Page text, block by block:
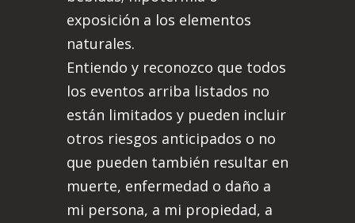
exposición a los elementos
naturales.
Entiendo y reconozco que todos
los eventos arriba listados no
están limitados y pueden incluir
otros riesgos anticipados o no
que pueden también resultar en
muerte, enfermedad o daño a
mi persona, a mi propiedad, a